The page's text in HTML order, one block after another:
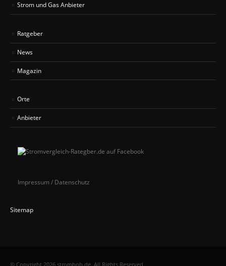
Strom und Gas Anbieter
Ratgeber
News
Magazin
Orte
Anbieter
Impressum / Datenschutz
Sitemap
© Copyright 2026 strombob.de. All Rights Reserved.